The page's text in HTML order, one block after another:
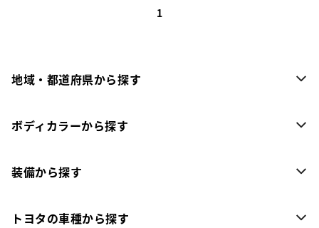
1
地域・都道府県から探す
ボディカラーから探す
装備から探す
トヨタの車種から探す